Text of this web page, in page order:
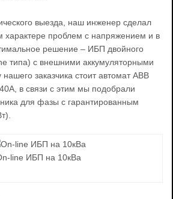
выезда, наш инженер сделал
характере проблем с напряжением и в
решение – ИБП двойного
типа) с внешними аккумуляторными
заказчика стоит автомат ABB
в связи с этим мы подобрали
для фазы с гарантированным
line ИБП на 10кВа